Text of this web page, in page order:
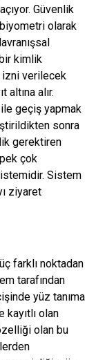
Güvenlik
olarak
kimlik
izni verilecek
altına alır.
ile geçiş yapmak
sonra
gerektiren
çok
Sistem
ziyaret
farklı noktadan
tarafından
yüz tanıma
olan
olan bu